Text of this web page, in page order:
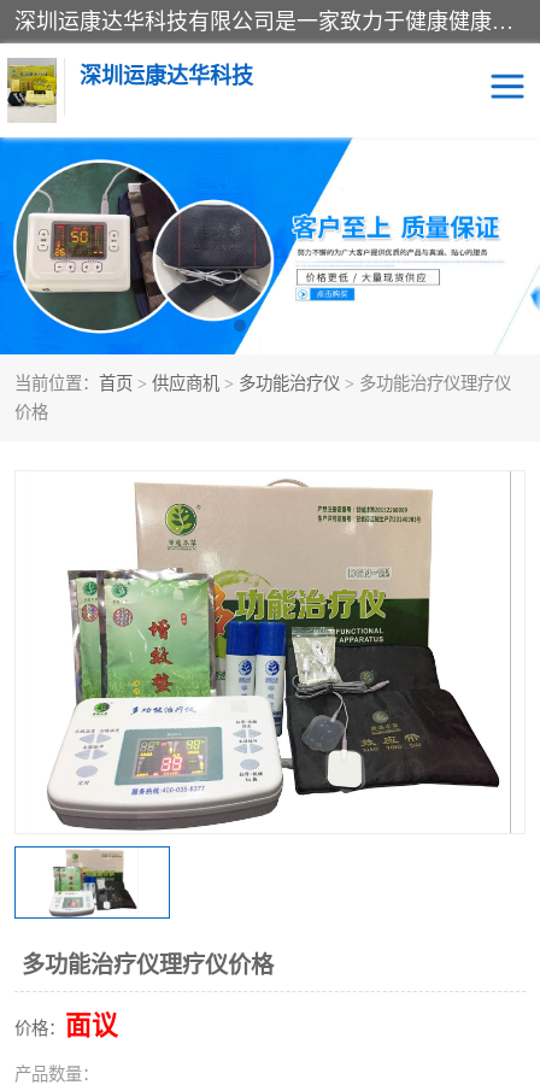
深圳运康达华科技有限公司是一家致力于健康健康产业的现代化企业，已经走过了15个春秋，开创了中医外用发展的新未来，是专业从事中医医疗仪器的研发、生产、销售、服务为一体的子公司，在医疗器械的设计、开发和生产方面率先引进国际先进技术和好的科技人员，先后开发出了场效应治疗仪、多功能治疗仪、颈椎治疗仪、腰椎治疗仪、增效垫等多个系列。
深圳运康达华科技
当前位置： 首页 > 供应商机 > 多功能治疗仪 > 多功能治疗仪理疗仪
价格
多功能治疗仪理疗仪价格
价格： 面议
产品数量：
多功能治疗仪 中药提速
中低频治疗仪 脉冲治疗仪
**腺治疗仪